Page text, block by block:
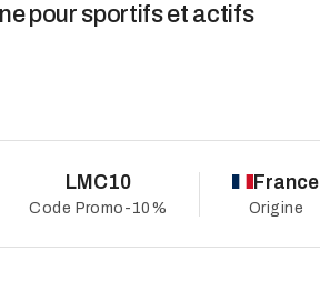
pour sportifs et actifs
LMC10
Code Promo -10%
France
Origine